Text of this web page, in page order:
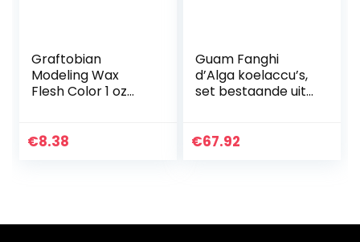
Graftobian
Modeling Wax
Flesh Color 1 oz
€8.38
Guam Fanghi
d’Alga koelaccu’s,
set bestaande uit 1
€67.92